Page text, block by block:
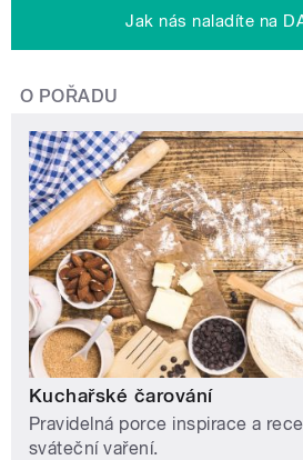
Jak nás naladíte na
O POŘADU
Kuchařské čarování
Pravidelná porce inspirace a
sváteční vaření.